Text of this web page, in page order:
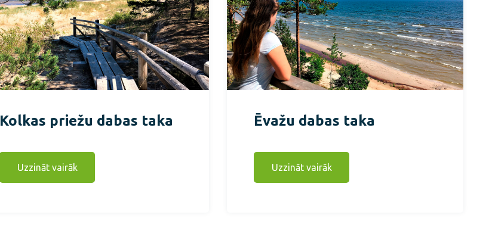
Kolkas priežu dabas taka
Uzzināt vairāk
Ēvažu dabas taka
Uzzināt vairāk